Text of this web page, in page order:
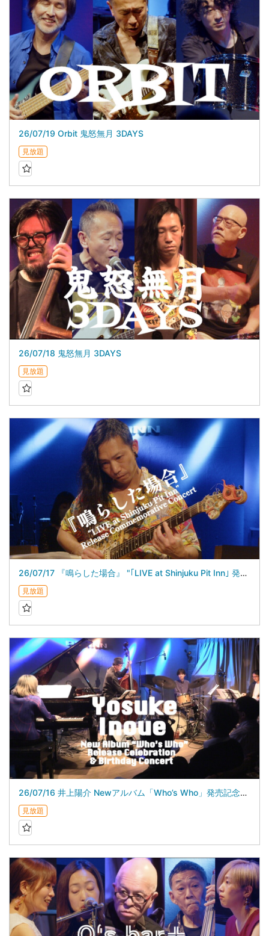
26/07/19 Orbit 鬼怒無月 3DAYS
見放題
26/07/18 鬼怒無月 3DAYS
見放題
26/07/17 『鳴らした場合』 "｢LIVE at Shinjuku Pit Inn｣ 発売記念ライブ”
見放題
26/07/16 井上陽介 Newアルバム「Who’s Who」発売記念＆バースデイライブ
見放題